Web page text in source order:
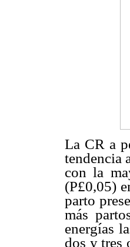
La CR a
tendencia
con la
(P£0,05)
parto
más
energías
dos y tres